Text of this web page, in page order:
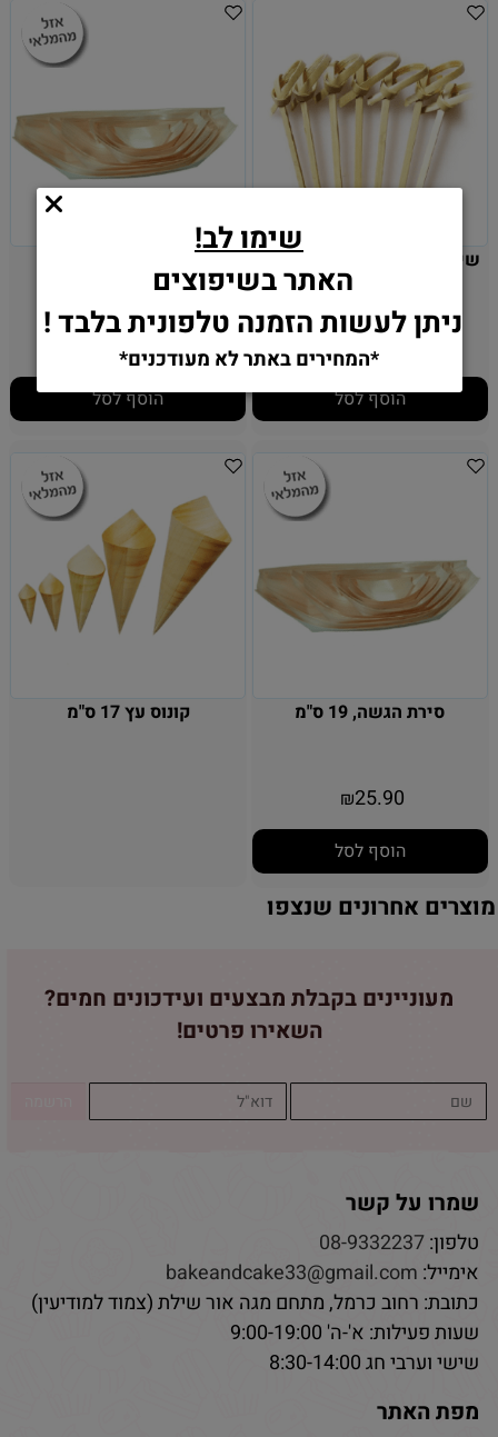
שיפוד במבוק, 9 ס"מ, 100 יח'
14.90
הוסף לסל
סירת הגשה, 13 ס"מ
22.90
הוסף לסל
סירת הגשה, 19 ס"מ
₪25.90
הוסף לסל
קונוס עץ 17 ס"מ
מוצרים אחרונים שנצפו
מעוניינים בקבלת מבצעים ועידכונים חמים?
השאירו פרטים!
שמרו על קשר
טלפון:08-9332237
אימייל: bakeandcake33@gmail.com
כתובת: רחוב כרמל, מתחם מגה אור שילת (צמוד למודיעין)
שעות פעילות: א'-ה' 9:00-19:00
שישי וערבי חג 8:30-14:00
מפת האתר
שימו לב!
האתר בשיפוצים
ניתן לעשות הזמנה טלפונית בלבד !
*המחירים באתר לא מעודכנים*